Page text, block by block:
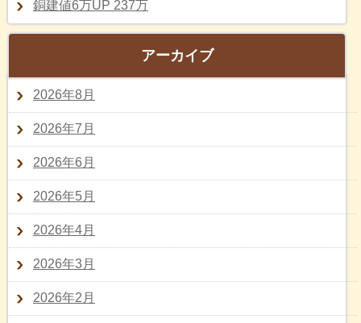
銅建値6万UP 237万
アーカイブ
2026年8月
2026年7月
2026年6月
2026年5月
2026年4月
2026年3月
2026年2月